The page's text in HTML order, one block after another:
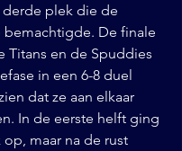
derde plek die de
De finale
Titans en de Spuddies
in een 6-8 duel
dat ze aan elkaar
In de eerste helft ging
maar na de rust